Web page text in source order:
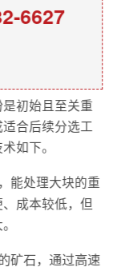
6627
初始且至关重
合后续分选工
如下。
能处理大块的重
成本较低，但
矿石，通过高速